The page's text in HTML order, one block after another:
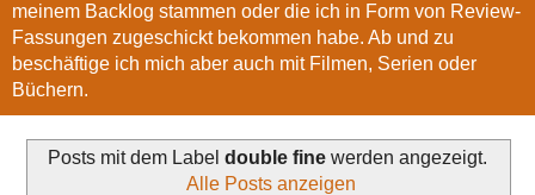
meinem Backlog stammen oder die ich in Form von Review-
Fassungen zugeschickt bekommen habe. Ab und zu
beschäftige ich mich aber auch mit Filmen, Serien oder
Büchern.
Posts mit dem Label double fine werden angezeigt.
Alle Posts anzeigen